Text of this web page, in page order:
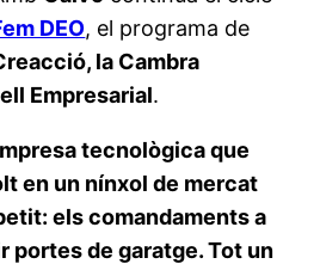
DEO, el programa de
la Cambra
Empresarial.
tecnològica que
en un nínxol de mercat
els comandaments a
portes de garatge. Tot un